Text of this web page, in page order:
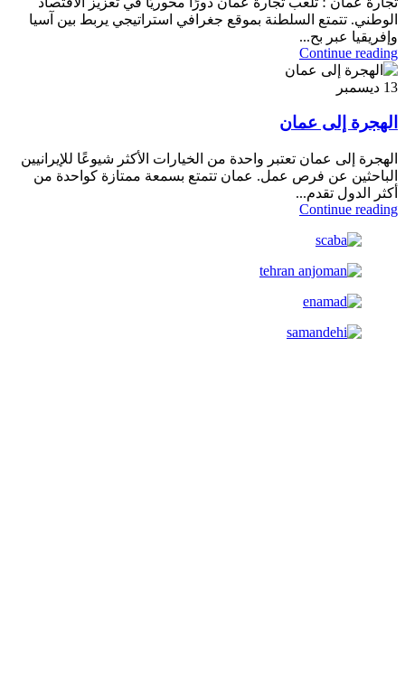
الوطني. تتمتع السلطنة بموقع جغرافي استراتيجي يربط بين آسيا
وإفريقيا عبر بح...
Continue reading
13 ديسمبر
الهجرة إلى عمان
الهجرة إلى عمان تعتبر واحدة من الخيارات الأكثر شيوعًا للإيرانيين
الباحثين عن فرص عمل. عمان تتمتع بسمعة ممتازة كواحدة من
أكثر الدول تقدم...
Continue reading